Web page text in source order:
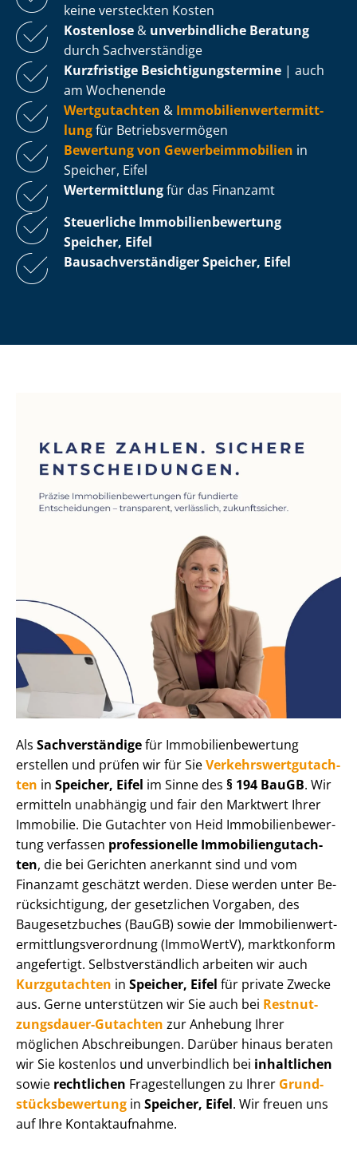
keine versteckten Kosten
Kostenlose & unverbindliche Beratung
durch Sachverständige
Kurzfristige Be­sich­ti­gungs­ter­mi­ne | auch
am Wochenende
Wertgutachten & Im­mo­bi­li­en­wert­ermitt­
lungfür Be­triebs­ver­mö­gen
Bewertung von Ge­wer­be­im­mo­bi­li­en in
Speicher, Eifel
Wertermittlungfür das Finanzamt
Steuerliche Im­mo­bi­li­en­be­wer­tung
Speicher, Eifel
Bau­sach­ver­stän­di­ger Speicher, Eifel
Als Sachverständigefür Im­mo­bi­li­en­be­wer­tung
erstellen und prüfen wir für SieVer­kehrs­wert­gut­ach­
ten in Speicher, Eifel im Sinne des § 194 BauGB. Wir
ermitteln unabhängig und fair den Marktwert Ihrer
Immobilie. Die Gutachter von Heid Im­mo­bi­li­en­be­wer­
tung verfassen professionelle Im­mo­bi­li­en­gut­ach­
ten, die bei Gerichten anerkannt sind und vom
Finanzamt geschätzt werden. Diese werden unter Be­
rück­sich­ti­gung, der gesetzlichen Vorgaben, des
Baugesetzbuches (BauGB) sowie der Im­mo­bi­li­en­wert­
ermitt­lungs­ver­ord­nung (ImmoWertV), marktkonform
angefertigt. Selbst­ver­ständ­lich arbeiten wir auch
Kurzgutachten in Speicher, Eifel für private Zwecke
aus. Gerne unterstützen wir Sie auch bei Rest­nut­
zungs­dau­er-Gutachten zur Anhebung Ihrer
möglichen Abschreibungen. Darüber hinaus beraten
wir Sie kostenlos und unverbindlich bei inhaltlichen
sowie rechtlichen Fragestellungen zu Ihrer Grund­
stücks­be­wer­tung in Speicher, Eifel. Wir freuen uns
auf Ihre Kontaktaufnahme.